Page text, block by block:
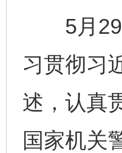
5月29
习贯彻习
述，认真
国家机关